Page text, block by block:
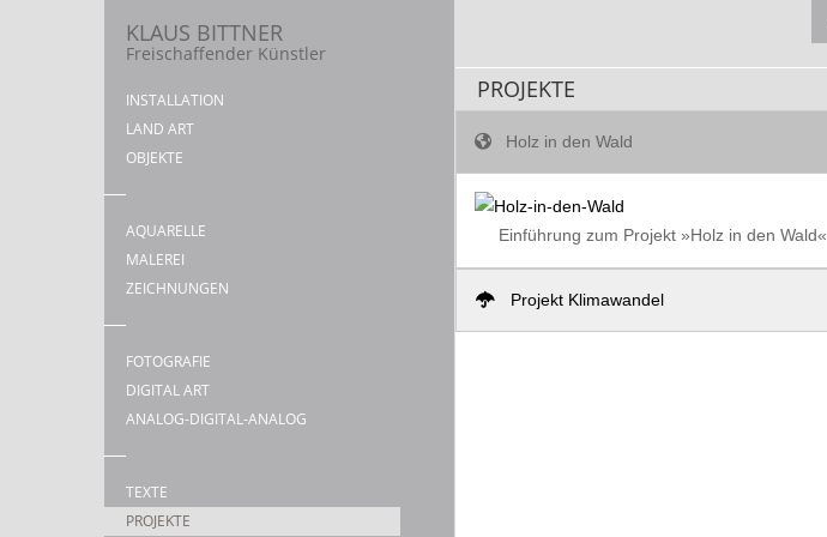
KLAUS BITTNER
Freischaffender Künstler
INSTALLATION
LAND ART
OBJEKTE
AQUARELLE
MALEREI
ZEICHNUNGEN
FOTOGRAFIE
DIGITAL ART
ANALOG-DIGITAL-ANALOG
TEXTE
PROJEKTE
PROJEKTE
Holz in den Wald
Einführung zum Projekt »Holz in den Wald«
Projekt Klimawandel